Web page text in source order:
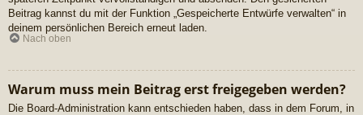
Beitrag kannst du mit der Funktion „Gespeicherte Entwürfe verwalten“ in
deinem persönlichen Bereich erneut laden.
Nach oben
Warum muss mein Beitrag erst freigegeben werden?
Die Board-Administration kann entschieden haben, dass in dem Forum, in